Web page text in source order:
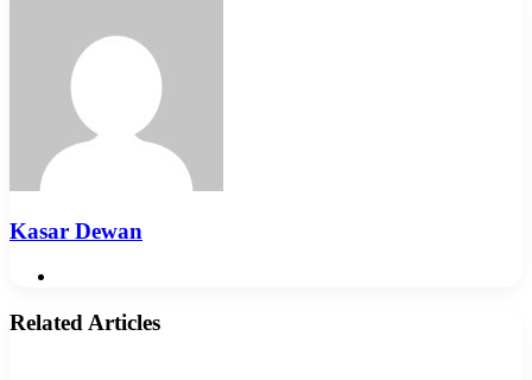
Kasar Dewan
Related Articles